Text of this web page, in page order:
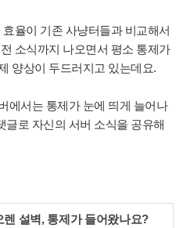
율이 기존 사냥터들과 비교해서
소식까지 나오면서 평소 통제가
양상이 두드러지고 있는데요.
에서는 통제가 눈에 띄게 늘어나
글로 자신의 서버 소식을 공유해
설벽, 통제가 들어왔나요?